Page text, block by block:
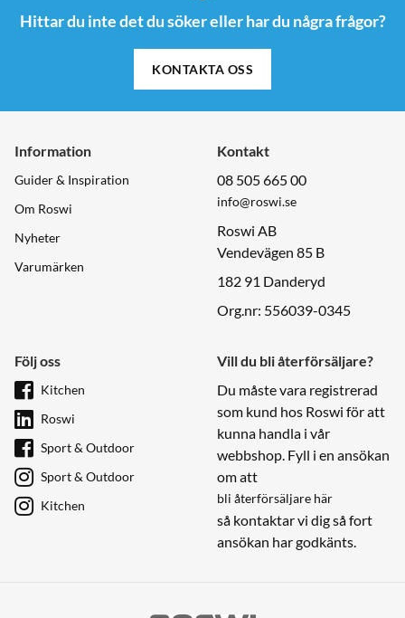
Hittar du inte det du söker eller har du några frågor?
KONTAKTA OSS
Information
Guider & Inspiration
Om Roswi
Nyheter
Varumärken
Kontakt
08 505 665 00
info@roswi.se
Roswi AB
Vendevägen 85 B
182 91 Danderyd
Org.nr: 556039-0345
Följ oss
Kitchen
Roswi
Sport & Outdoor
Sport & Outdoor
Kitchen
Vill du bli återförsäljare?
Du måste vara registrerad
som kund hos Roswi för att
kunna handla i vår
webbshop. Fyll i en ansökan
om att
bli återförsäljare här
så kontaktar vi dig så fort
ansökan har godkänts.